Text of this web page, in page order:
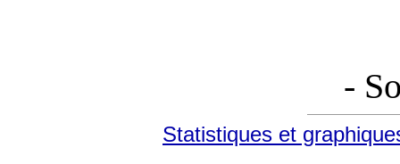
-
Statistiques et